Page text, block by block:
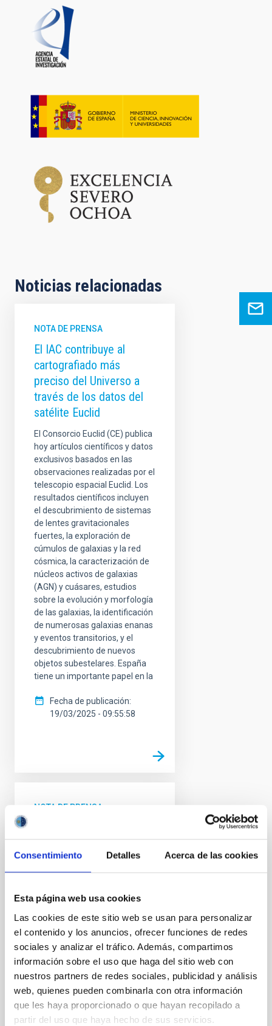
Consentimiento Detalles Acerca de las cookies
Esta página web usa cookies
Las cookies de este sitio web se usan para personalizar
el contenido y los anuncios, ofrecer funciones de redes
sociales y analizar el tráfico. Además, compartimos
información sobre el uso que haga del sitio web con
nuestros partners de redes sociales, publicidad y análisis
web, quienes pueden combinarla con otra información
que les haya proporcionado o que hayan recopilado a
partir del uso que haya hecho de sus servicios.
Noticias relacionadas
NOTA DE PRENSA
El IAC contribuye al
cartografiado más
preciso del Universo a
través de los datos del
satélite Euclid
El Consorcio Euclid (CE) publica
hoy artículos científicos y datos
exclusivos basados en las
observaciones realizadas por el
telescopio espacial Euclid. Los
resultados científicos incluyen
el descubrimiento de sistemas
de lentes gravitacionales
fuertes, la exploración de
cúmulos de galaxias y la red
cósmica, la caracterización de
núcleos activos de galaxias
(AGN) y cuásares, estudios
sobre la evolución y morfología
de las galaxias, la identificación
de numerosas galaxias enanas
y eventos transitorios, y el
descubrimiento de nuevos
objetos subestelares. España
tiene un importante papel en la
Fecha de publicación
19/03/2025 - 09:55:58
NOTA DE PRENSA
espiral barrada más
lejana hasta la fecha
internacional, en el que
participan investigadores del
Instituto de Astrofísica de
Canarias (IAC) y la Universidad
de La Laguna (ULL), halla una
galaxia espiral barrada análoga
temprano, cuando éste tenía
sólo un 15% de su edad actual.
Denominada ceers-2112, es la
galaxia espiral barrada más